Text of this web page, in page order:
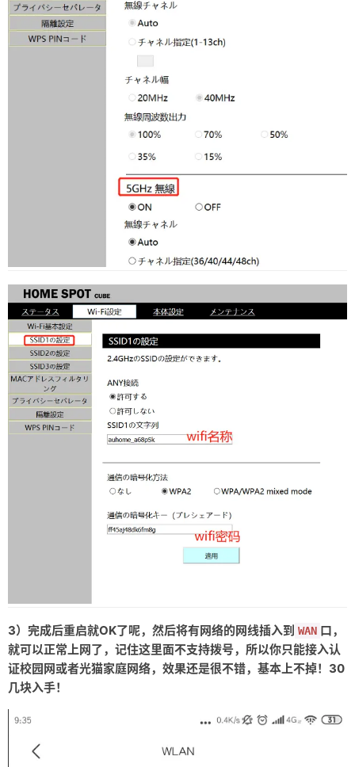
3）完成后重启就OK了呢，然后将有网络的网线插入到 WAN 口，
就可以正常上网了，记住这里面不支持拨号，所以你只能接入认
证校园网或者光猫家庭网络，效果还是很不错，基本上不掉！30
几块入手！